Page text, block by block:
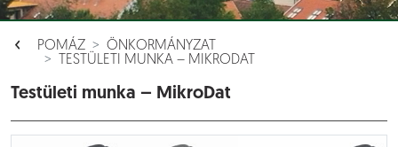
POMÁZ
ÖNKORMÁNYZAT
TESTÜLETI MUNKA – MIKRODAT
Testületi munka – MikroDat